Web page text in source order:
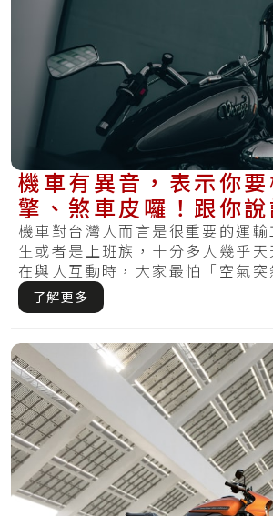
機車有異音，表示你要
擎、煞車皮囉！跟你說
修，愛車才不會再出聲
機車對台灣人而言是很重要的運
生或者是上班族，十分多人幾乎天
在與人互動時，大家最怕「空氣
在騎.....
了解更多